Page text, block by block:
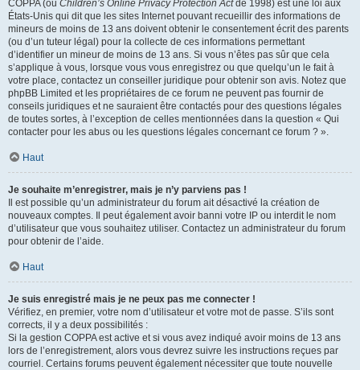
COPPA (ou Children’s Online Privacy Protection Actde 1998) est une loi aux
États-Unis qui dit que les sites Internet pouvant recueillir des informations de
mineurs de moins de 13 ans doivent obtenir le consentement écrit des parents
(ou d’un tuteur légal) pour la collecte de ces informations permettant
d’identifier un mineur de moins de 13 ans. Si vous n’êtes pas sûr que cela
s’applique à vous, lorsque vous vous enregistrez ou que quelqu’un le fait à
votre place, contactez un conseiller juridique pour obtenir son avis. Notez que
phpBB Limited et les propriétaires de ce forum ne peuvent pas fournir de
conseils juridiques et ne sauraient être contactés pour des questions légales
de toutes sortes, à l’exception de celles mentionnées dans la question « Qui
contacter pour les abus ou les questions légales concernant ce forum ? ».
Haut
Je souhaite m’enregistrer, mais je n’y parviens pas !
Il est possible qu’un administrateur du forum ait désactivé la création de
nouveaux comptes. Il peut également avoir banni votre IP ou interdit le nom
d’utilisateur que vous souhaitez utiliser. Contactez un administrateur du forum
pour obtenir de l’aide.
Haut
Je suis enregistré mais je ne peux pas me connecter !
Vérifiez, en premier, votre nom d’utilisateur et votre mot de passe. S’ils sont
corrects, il y a deux possibilités :
Si la gestion COPPA est active et si vous avez indiqué avoir moins de 13 ans
lors de l’enregistrement, alors vous devrez suivre les instructions reçues par
courriel. Certains forums peuvent également nécessiter que toute nouvelle